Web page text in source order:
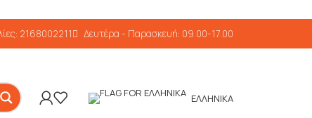
2168002211 Δευτέρα - Παρασκευή: 09.00-17.00
ΕΛΛΗΝΙΚΆ